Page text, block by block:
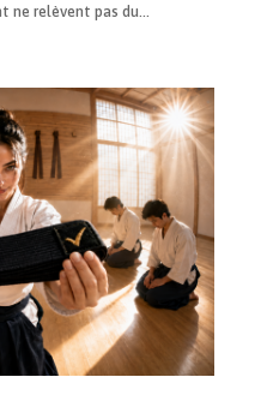
ne relèvent pas du...